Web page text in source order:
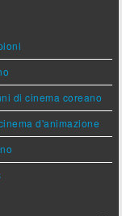
di cinema coreano
d'animazione